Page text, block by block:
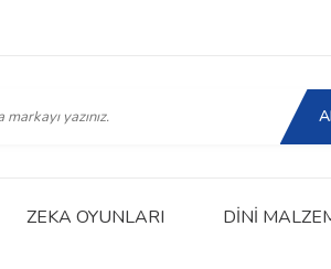
ZEKA OYUNLARI DINI